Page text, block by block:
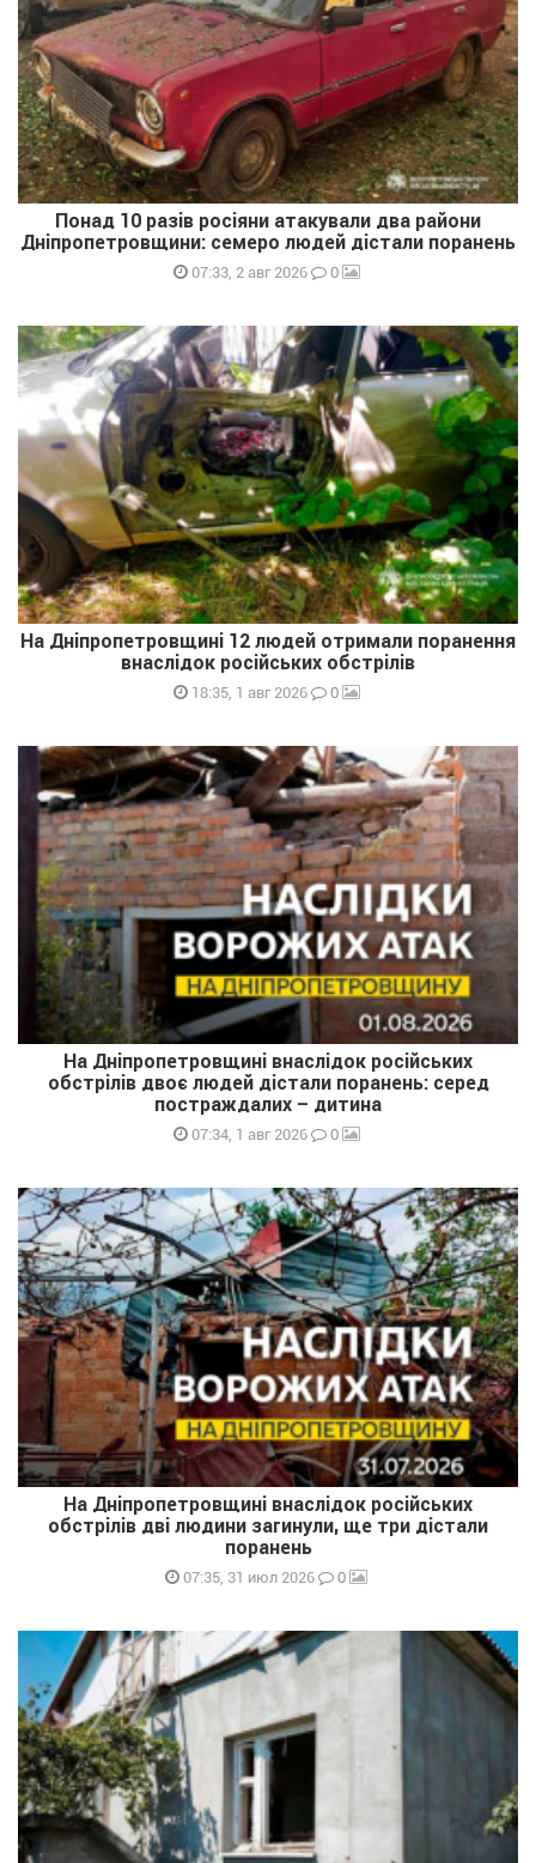
Понад 10 разів росіяни атакували два райони
Дніпропетровщини: семеро людей дістали поранень
07:33, 2 авг 2026 0
На Дніпропетровщині 12 людей отримали поранення
внаслідок російських обстрілів
18:35, 1 авг 2026 0
На Дніпропетровщині внаслідок російських
обстрілів двоє людей дістали поранень: серед
постраждалих – дитина
07:34, 1 авг 2026 0
На Дніпропетровщині внаслідок російських
обстрілів дві людини загинули, ще три дістали
поранень
07:35, 31 июл 2026 0